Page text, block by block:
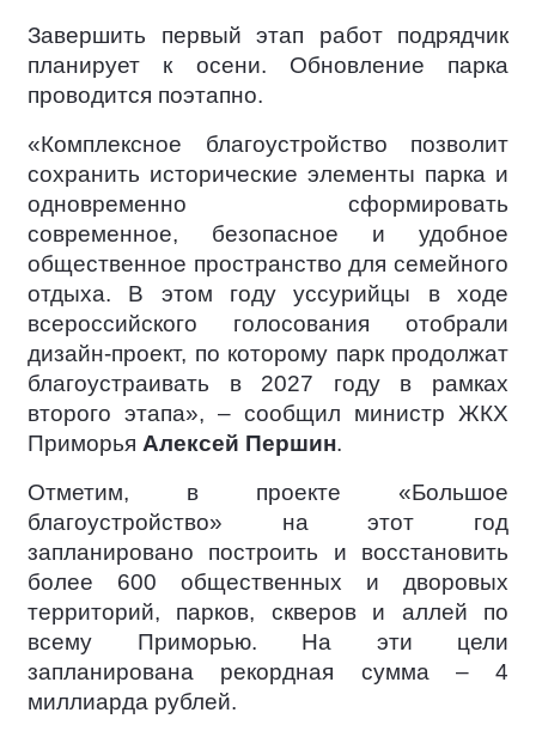
Завершить первый этап работ подрядчик
планирует к осени. Обновление парка
проводится поэтапно.
«Комплексное благоустройство позволит
сохранить исторические элементы парка и
одновременно сформировать
современное, безопасное и удобное
общественное пространство для семейного
отдыха. В этом году уссурийцы в ходе
всероссийского голосования отобрали
дизайн-проект, по которому парк продолжат
благоустраивать в 2027 году в рамках
второго этапа», – сообщил министр ЖКХ
Приморья Алексей Першин.
Отметим, в проекте «Большое
благоустройство» на этот год
запланировано построить и восстановить
более 600 общественных и дворовых
территорий, парков, скверов и аллей по
всему Приморью. На эти цели
запланирована рекордная сумма – 4
миллиарда рублей.